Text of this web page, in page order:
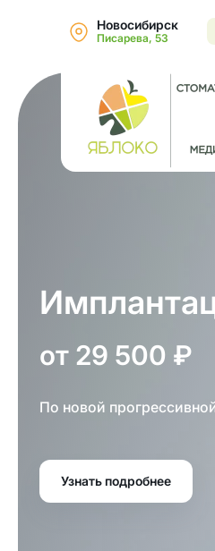
Новосибирск
Писарева, 53
от 29 500 ₽
По новой
Узнать подробнее